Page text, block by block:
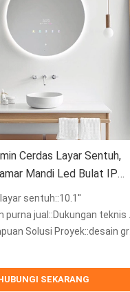
Cerdas Layar Sentuh,
Mandi Led Bulat IP65
sentuh::10.1''
jual::Dukungan teknis online
Solusi Proyek::desain grafis, desain model 3D
SEKARANG